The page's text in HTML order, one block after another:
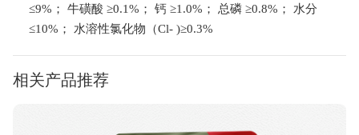
≤9%； 牛磺酸 ≥0.1%； 钙 ≥1.0%； 总磷 ≥0.8%； 水分
≤10%； 水溶性氯化物（Cl- )≥0.3%
相关产品推荐